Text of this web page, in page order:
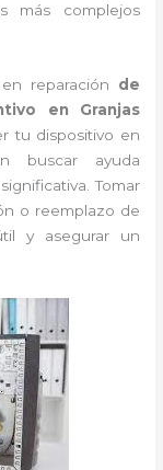
más complejos
reparación de
en Granjas
tu dispositivo en
buscar ayuda
Tomar
o reemplazo de
y asegurar un